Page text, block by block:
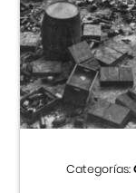
Categorías: